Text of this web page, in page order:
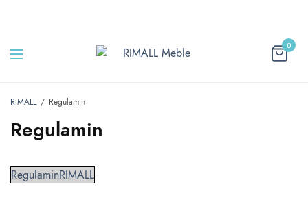
0
RIMALL Regulamin
Regulamin
RegulaminRIMALL